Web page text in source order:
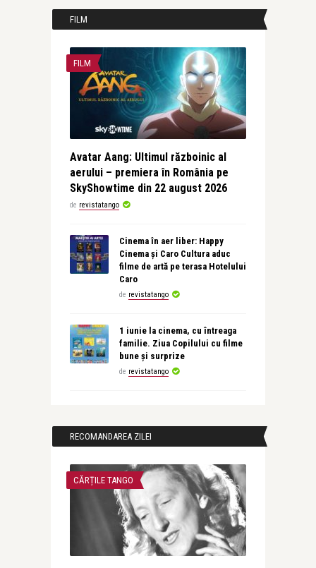
FILM
FILM
Avatar Aang: Ultimul războinic al
aerului – premiera în România pe
SkyShowtime din 22 august 2026
de revistatango
Cinema în aer liber: Happy
Cinema și Caro Cultura aduc
filme de artă pe terasa Hotelului
Caro
de revistatango
1 iunie la cinema, cu întreaga
familie. Ziua Copilului cu filme
bune și surprize
de revistatango
RECOMANDAREA ZILEI
CĂRȚILE TANGO